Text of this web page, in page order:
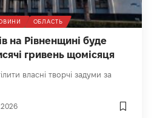
ОБЛАСТЬ
на Рівненщині буде
гривень щомісяця
власні творчі задуми за